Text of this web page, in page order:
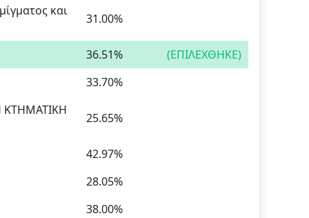
και
31.00%
36.51%
(ΕΠΙΛΕΧΘΗΚΕ)
33.70%
25.65%
42.97%
28.05%
38.00%